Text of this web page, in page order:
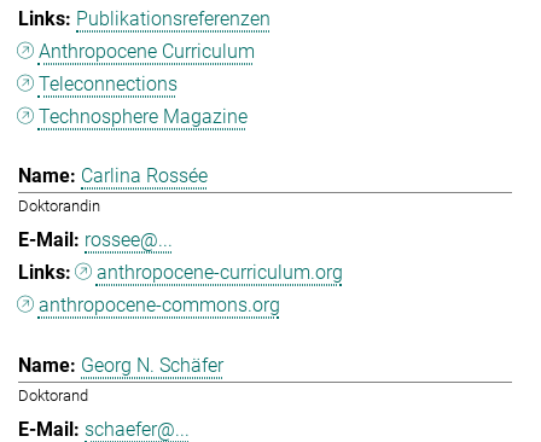
Publikationsreferenzen
Anthropocene Curriculum
Teleconnections
Technosphere Magazine
Carlina Rossée
Doktorandin
rossee@...
anthropocene-curriculum.org
anthropocene-commons.org
Georg N. Schäfer
Doktorand
schaefer@...